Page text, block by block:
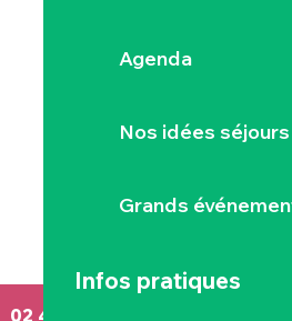
Agenda
Nos idées séjours
Grands
Infos pratiques
02 40 54 60